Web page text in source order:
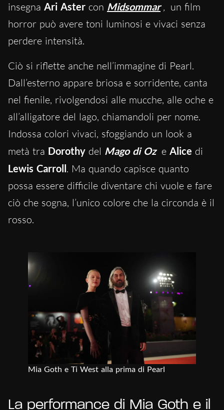
insegna Ari Aster con Midsommar , un film
horror può avere toni luminosi e vivaci senza
perdere intensità.
Ciò si riflette anche nell’immagine di Pearl.
Dall’esterno appare briosa e sorridente, canta
nel fienile, rivolgendosi alle mucche, alle oche e
all’alligatore del lago, chiamandoli per nome.
Indossa colori vivaci, sfoggiando un look a
metà tra Dorothy del Mago di Oz e Alice di
Lewis Carroll. Ma quando capisce quanto
possa essere difficile diventare chi vuole e fare
ciò che sogna, l’unico colore che la circonda è il
rosso.
Mia Goth e Ti West alla prima di Pearl
La performance di Mia Goth e il